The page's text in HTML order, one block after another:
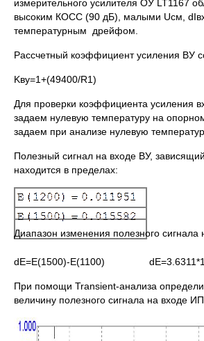
измерительного усилителя ОУ LT1167
высоким КОСС (90 дБ), малыми Uсм,
температурным дрейфом.
Рассчетный коэффициент усиления ВУ
Kву=1+(49400/R1)
Для проверки коэффициента усиления
задаем нулевую температуру на
задаем при анализе нулевую
Полезный сигнал на входе ВУ,
находится в пределах:
Диапазон изменения полезного сигнала
dE=E(1500)-E(1100)
При помощи Transient-анализа
величину полезного сигнала на входе